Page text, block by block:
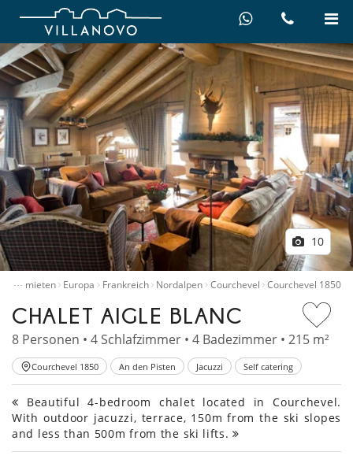
10
… mieten Europa Frankreich Nordalpen Courchevel Courchevel 1850
CHALET AIGLE BLANC
8 Personen • 4 Schlafzimmer • 4 Badezimmer • 215 m²
Courchevel 1850 An den Pisten Jacuzzi Self catering
Beautiful 4-bedroom chalet located in Courchevel.
With outdoor jacuzzi, terrace, 150m from the ski slopes
and less than 500m from the ski lifts.